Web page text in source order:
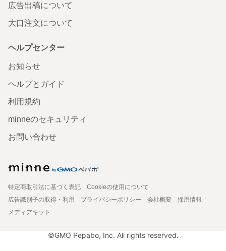
広告出稿について
大口注文について
ヘルプセンター
お知らせ
ヘルプとガイド
利用規約
minneのセキュリティ
お問い合わせ
特定商取引法に基づく表記
Cookieの使用について
広告識別子の取得・利用
プライバシーポリシー 会社概要
採用情報
メディアキット
©GMO Pepabo, Inc. All rights reserved.